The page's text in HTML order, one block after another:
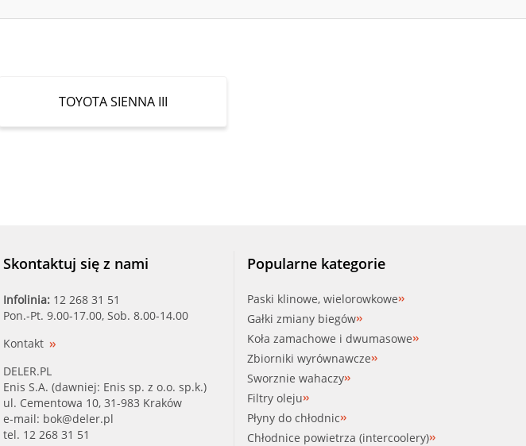
TOYOTA SIENNA III
Skontaktuj się z nami
Infolinia: 12 268 31 51
Pon.-Pt. 9.00-17.00, Sob. 8.00-14.00
Kontakt
DELER.PL
Enis S.A. (dawniej: Enis sp. z o.o. sp.k.)
ul. Cementowa 10, 31-983 Kraków
e-mail: bok@deler.pl
tel. 12 268 31 51
Popularne kategorie
Paski klinowe, wielorowkowe
Gałki zmiany biegów
Koła zamachowe i dwumasowe
Zbiorniki wyrównawcze
Sworznie wahaczy
Filtry oleju
Płyny do chłodnic
Chłodnice powietrza (intercoolery)